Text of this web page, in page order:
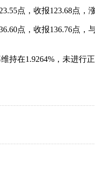
点，收报123.68点，涨
点，收报136.76点，
在1.9264%，未进行正